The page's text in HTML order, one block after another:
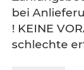
bei
! KEINE
schlechte